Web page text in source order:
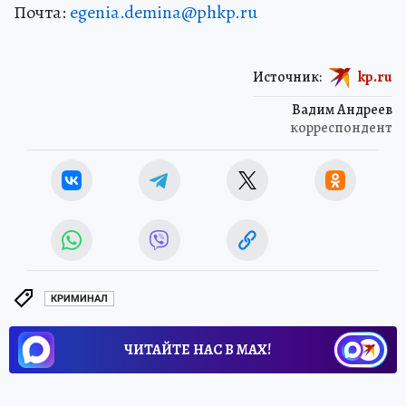
Почта: egenia.demina@phkp.ru
Вадим Андреев
корреспондент
Источник: kp.ru
КРИМИНАЛ
ЧИТАЙТЕ НАС В МАХ!